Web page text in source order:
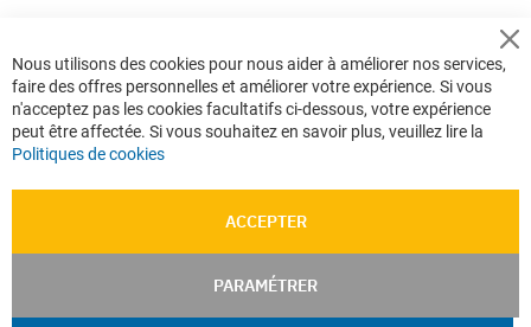
Nous utilisons des cookies pour nous aider à améliorer nos services,
faire des offres personnelles et améliorer votre expérience. Si vous
n'acceptez pas les cookies facultatifs ci-dessous, votre expérience
peut être affectée. Si vous souhaitez en savoir plus, veuillez lire la
Politiques de cookies
ACCEPTER
PARAMÉTRER